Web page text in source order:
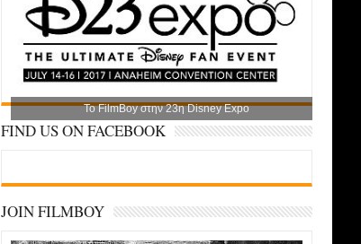
Το FilmBoy στην 23η Disney Expo
FIND US ON FACEBOOK
JOIN FILMBOY